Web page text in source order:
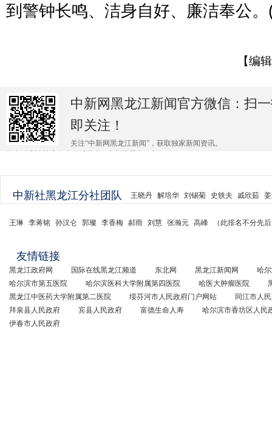
到警钟长鸣、洁身自好、廉洁奉公
【编
中新网黑龙江新闻官方微信：扫
即关注！
关注“中新网黑龙江新闻”，获取独家新闻资讯。
中新社黑龙江分社团队 王晓丹 解培华 刘锡菊 史轶夫 戚欣茹
王琳 李蒋铭 孙汉仑 郭璨 李香梅 郝雨 刘慧 张瀚元 高峰 （此排名不分先
友情链接
黑龙江政府网 国际在线黑龙江频道 东北网 黑龙江新闻网
哈
哈尔滨市第五医院
哈尔滨医科大学附属第四医院 哈医大肿瘤医院
黑龙江中医药大学附属第二医院
绥芬河市人民政府门户网站
同江市人
拜泉县人民政府
宾县人民政府 富德生命人寿
哈尔滨市香坊区人民
伊春市人民政府